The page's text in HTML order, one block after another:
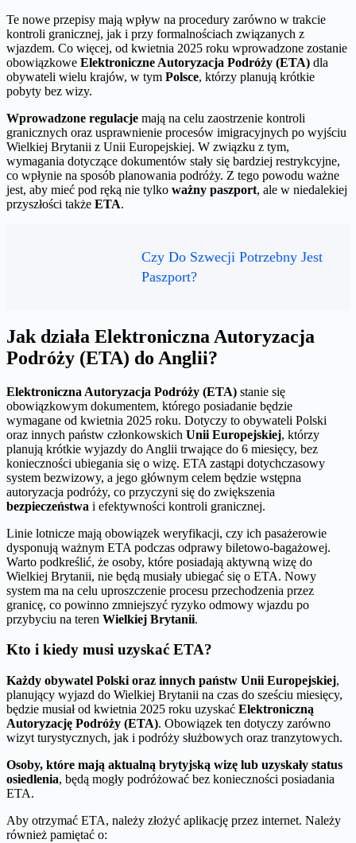
Te nowe przepisy mają wpływ na procedury zarówno w trakcie
kontroli granicznej, jak i przy formalnościach związanych z
wjazdem. Co więcej, od kwietnia 2025 roku wprowadzone zostanie
obowiązkowe Elektroniczne Autoryzacja Podróży (ETA) dla
obywateli wielu krajów, w tym Polsce, którzy planują krótkie
pobyty bez wizy.
Wprowadzone regulacje mają na celu zaostrzenie kontroli
granicznych oraz usprawnienie procesów imigracyjnych po wyjściu
Wielkiej Brytanii z Unii Europejskiej. W związku z tym,
wymagania dotyczące dokumentów stały się bardziej restrykcyjne,
co wpłynie na sposób planowania podróży. Z tego powodu ważne
jest, aby mieć pod ręką nie tylko ważny paszport, ale w niedalekiej
przyszłości także ETA.
Czy Do Szwecji Potrzebny Jest
Paszport?
Jak działa Elektroniczna Autoryzacja
Podróży (ETA) do Anglii?
Elektroniczna Autoryzacja Podróży (ETA) stanie się
obowiązkowym dokumentem, którego posiadanie będzie
wymagane od kwietnia 2025 roku. Dotyczy to obywateli Polski
oraz innych państw członkowskich Unii Europejskiej, którzy
planują krótkie wyjazdy do Anglii trwające do 6 miesięcy, bez
konieczności ubiegania się o wizę. ETA zastąpi dotychczasowy
system bezwizowy, a jego głównym celem będzie wstępna
autoryzacja podróży, co przyczyni się do zwiększenia
bezpieczeństwa i efektywności kontroli granicznej.
Linie lotnicze mają obowiązek weryfikacji, czy ich pasażerowie
dysponują ważnym ETA podczas odprawy biletowo-bagażowej.
Warto podkreślić, że osoby, które posiadają aktywną wizę do
Wielkiej Brytanii, nie będą musiały ubiegać się o ETA. Nowy
system ma na celu uproszczenie procesu przechodzenia przez
granicę, co powinno zmniejszyć ryzyko odmowy wjazdu po
przybyciu na teren Wielkiej Brytanii.
Kto i kiedy musi uzyskać ETA?
Każdy obywatel Polski oraz innych państw Unii Europejskiej,
planujący wyjazd do Wielkiej Brytanii na czas do sześciu miesięcy,
będzie musiał od kwietnia 2025 roku uzyskać Elektroniczną
Autoryzację Podróży (ETA). Obowiązek ten dotyczy zarówno
wizyt turystycznych, jak i podróży służbowych oraz tranzytowych.
Osoby, które mają aktualną brytyjską wizę lub uzyskały status
osiedlenia, będą mogły podróżować bez konieczności posiadania
ETA.
Aby otrzymać ETA, należy złożyć aplikację przez internet. Należy
również pamiętać o: